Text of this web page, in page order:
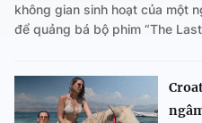
không gian sinh hoạt của một
để quảng bá bộ phim “The Last